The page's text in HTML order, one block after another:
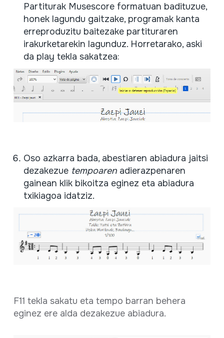
Partiturak Musescore formatuan badituzue,
honek lagundu gaitzake, programak kanta
erreproduzitu baitezake partituraren
irakurketarekin lagunduz. Horretarako, aski
da play tekla sakatzea:
Oso azkarra bada, abestiaren abiadura jaitsi
dezakezue tempoarenadierazpenaren
gainean klik bikoitza eginez eta abiadura
txikiagoa idatziz.
F11 tekla sakatu eta tempo barran behera
eginez ere alda dezakezue abiadura.